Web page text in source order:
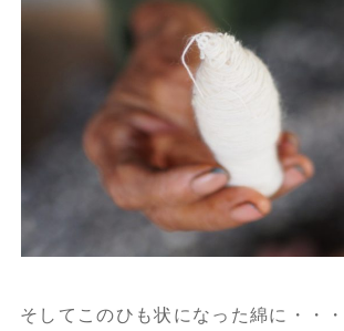
そしてこのひも状になった綿に・・・